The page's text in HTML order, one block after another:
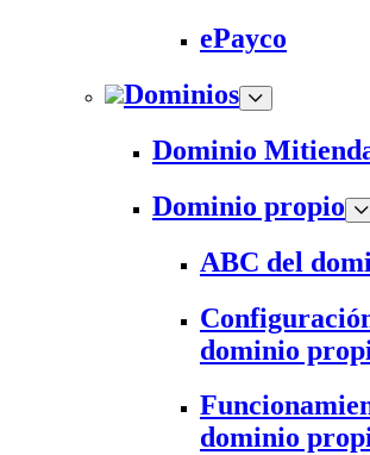
ePayco
Dominios
Dominio
Dominio propio
ABC del
dominio
dominio